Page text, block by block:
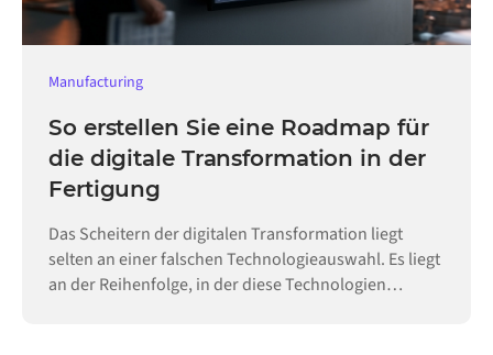
Manufacturing
So erstellen Sie eine Roadmap für
die digitale Transformation in der
Fertigung
Das Scheitern der digitalen Transformation liegt
selten an einer falschen Technologieauswahl. Es liegt
an der Reihenfolge, in der diese Technologien